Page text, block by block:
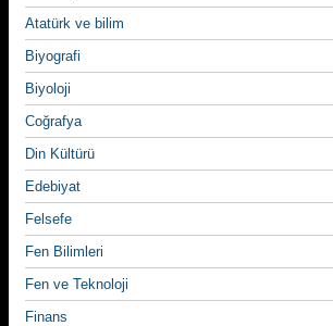
Atatürk ve bilim
Biyografi
Biyoloji
Coğrafya
Din Kültürü
Edebiyat
Felsefe
Fen Bilimleri
Fen ve Teknoloji
Finans